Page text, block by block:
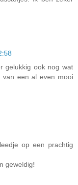
gelukkig ook nog wat
een al even mooi
op een prachtig
geweldig!